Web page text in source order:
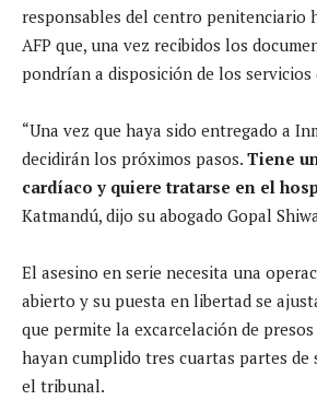
responsables del centro penitenciario
AFP que, una vez recibidos los
pondrían a disposición de los servicios
“Una vez que haya sido entregado a
decidirán los próximos pasos. Tiene
cardíaco y quiere tratarse en el
Katmandú, dijo su abogado Gopal
El asesino en serie necesita una
abierto y su puesta en libertad se
que permite la excarcelación de
hayan cumplido tres cuartas partes de
el tribunal.